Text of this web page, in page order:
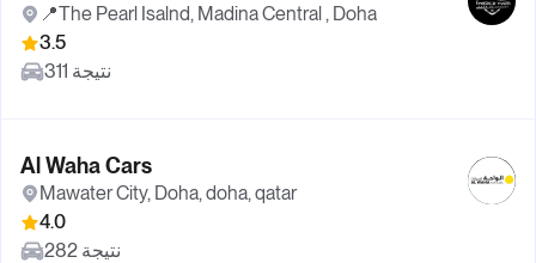
📍The Pearl Isalnd, Madina Central , Doha
3.5
311 نتيجة
Al Waha Cars
Mawater City, Doha, doha, qatar
4.0
282 نتيجة